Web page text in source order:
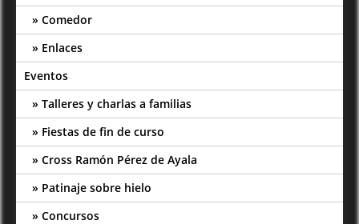
Comedor
Enlaces
Eventos
Talleres y charlas a familias
Fiestas de fin de curso
Cross Ramón Pérez de Ayala
Patinaje sobre hielo
Concursos